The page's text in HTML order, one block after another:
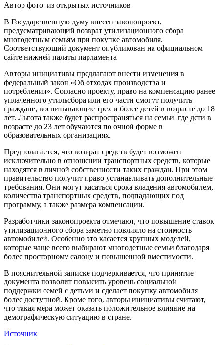
Автор фото: из открытых источников
В Государственную думу внесен законопроект,
предусматривающий возврат утилизационного сбора
многодетным семьям при покупке автомобиля.
Соответствующий документ опубликован на официальном
сайте нижней палаты парламента
Авторы инициативы предлагают внести изменения в
федеральный закон «Об отходах производства и
потребления». Согласно проекту, право на компенсацию ранее
уплаченного утильсбора или его части смогут получить
граждане, воспитывающие трех и более детей в возрасте до 18
лет. Льгота также будет распространяться на семьи, где дети в
возрасте до 23 лет обучаются по очной форме в
образовательных организациях.
Предполагается, что возврат средств будет возможен
исключительно в отношении транспортных средств, которые
находятся в личной собственности таких граждан. При этом
правительство получит право устанавливать дополнительные
требования. Они могут касаться срока владения автомобилем,
количества транспортных средств, подпадающих под
программу, а также размера компенсации.
Разработчики законопроекта отмечают, что повышение ставок
утилизационного сбора заметно повлияло на стоимость
автомобилей. Особенно это касается крупных моделей,
которые чаще всего выбирают многодетные семьи благодаря
более просторному салону и повышенной вместимости.
В пояснительной записке подчеркивается, что принятие
документа позволит повысить уровень социальной
поддержки семей с детьми и сделает покупку автомобиля
более доступной. Кроме того, авторы инициативы считают,
что такая мера может оказать положительное влияние на
демографическую ситуацию в стране.
Источник